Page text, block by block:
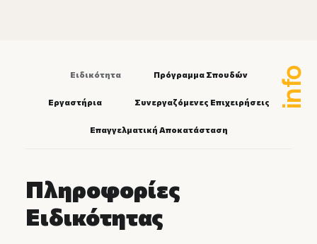
Ειδικότητα Πρόγραμμα Σπουδών
Εργαστήρια Συνεργαζόμενες Επιχειρήσεις
Επαγγελματική Αποκατάσταση
Πληροφορίες
Ειδικότητας
info